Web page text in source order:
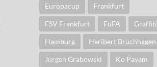
Europacup Frankfurt
FSV Frankfurt FuFA Graffiti
Hamburg Heribert Bruchhagen
Jürgen Grabowski Ko Payam